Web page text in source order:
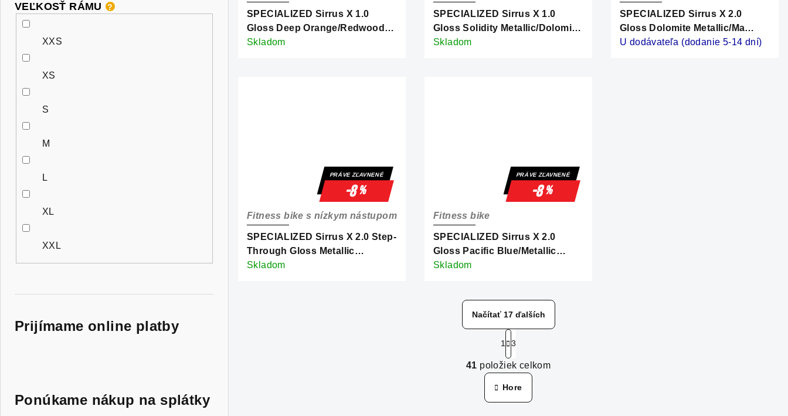
VEĽKOSŤ RÁMU ?
XXS
XS
S
M
L
XL
XXL
Prijímame online platby
Ponúkame nákup na splátky
SPECIALIZED Sirrus X 1.0
Gloss Deep Orange/Redwood
Reflective
Skladom
SPECIALIZED Sirrus X 1.0
Gloss Solidity Metallic/Dolomite
Frost Reflective
Skladom
SPECIALIZED Sirrus X 2.0
Gloss Dolomite Metallic/Ma
Jesty Blue Metallic Frost
U dodávateľa (dodanie 5-14 dní)
PRÁVE ZĽAVNENÉ
-8%
SPECIALIZED Sirrus X 2.0 Step-
Through Gloss Metallic
Obsidian/Burnt Gold Metallic
Fitness bike s nízkym nástupom
Skladom
PRÁVE ZĽAVNENÉ
-8%
SPECIALIZED Sirrus X 2.0
Gloss Pacific Blue/Metallic
White Silver
Fitness bike
Skladom
O
v
l
á
Načítať 17 ďalších
S
t
r
á
n
k
1 3
41 položiek celkom
Hore